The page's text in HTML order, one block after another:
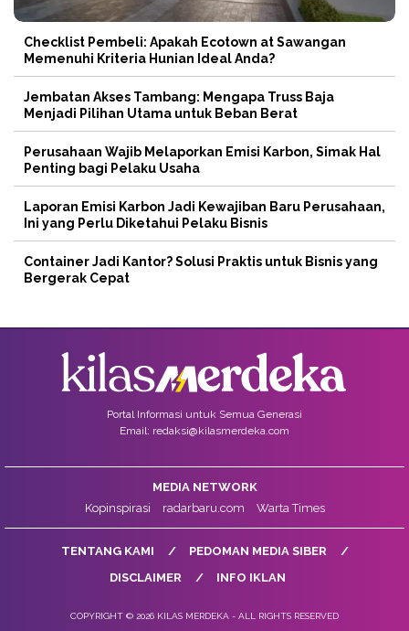
Checklist Pembeli: Apakah Ecotown at Sawangan
Memenuhi Kriteria Hunian Ideal Anda?
Jembatan Akses Tambang: Mengapa Truss Baja
Menjadi Pilihan Utama untuk Beban Berat
Perusahaan Wajib Melaporkan Emisi Karbon, Simak Hal
Penting bagi Pelaku Usaha
Laporan Emisi Karbon Jadi Kewajiban Baru Perusahaan,
Ini yang Perlu Diketahui Pelaku Bisnis
Container Jadi Kantor? Solusi Praktis untuk Bisnis yang
Bergerak Cepat
Portal Informasi untuk Semua Generasi
Email: redaksi@kilasmerdeka.com
MEDIA NETWORK
Kopinspirasi
radarbaru.com Warta Times
TENTANG KAMI
PEDOMAN MEDIA SIBER
DISCLAIMER
INFO IKLAN
COPYRIGHT © 2026 KILAS MERDEKA - ALL RIGHTS RESERVED